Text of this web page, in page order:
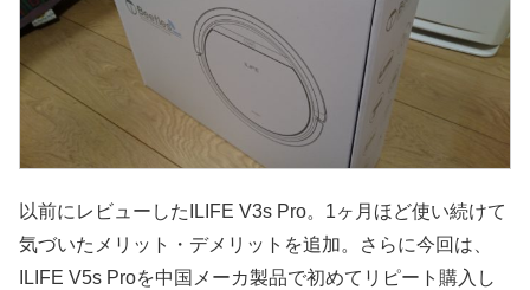
以前にレビューしたILIFE V3s Pro。1ヶ月ほど使い続けて
気づいたメリット・デメリットを追加。さらに今回は、
ILIFE V5s Proを中国メーカ製品で初めてリピート購入し